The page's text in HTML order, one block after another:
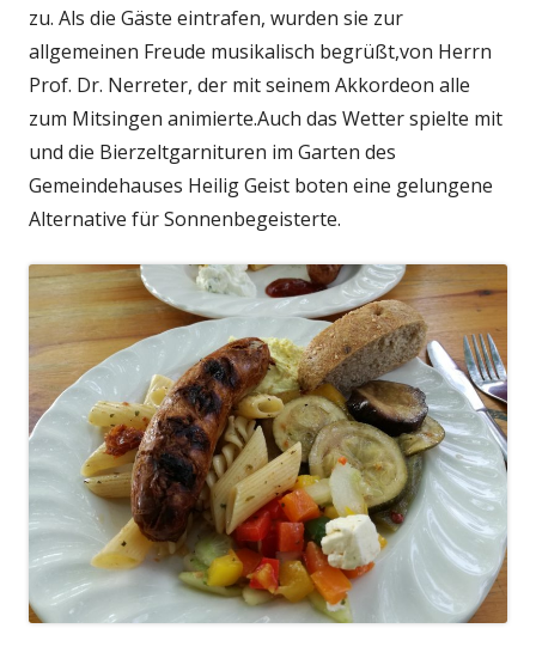
zu. Als die Gäste eintrafen, wurden sie zur
allgemeinen Freude musikalisch begrüßt,von Herrn
Prof. Dr. Nerreter, der mit seinem Akkordeon alle
zum Mitsingen animierte.Auch das Wetter spielte mit
und die Bierzeltgarnituren im Garten des
Gemeindehauses Heilig Geist boten eine gelungene
Alternative für Sonnenbegeisterte.